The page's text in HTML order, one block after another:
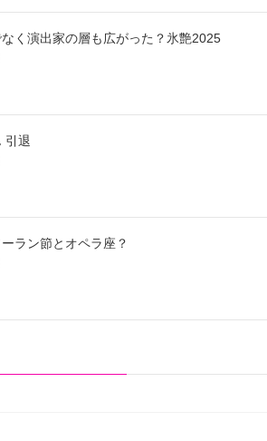
く演出家の層も広がった？氷艶2025
引退
ラン節とオペラ座？